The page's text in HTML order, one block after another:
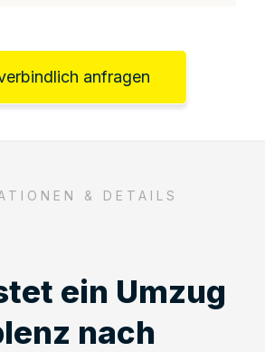
anfragen
& DETAILS
ein Umzug
nach